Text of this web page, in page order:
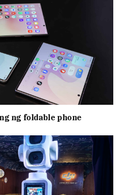
ng foldable phone